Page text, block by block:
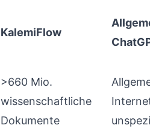
KalemiFlow
>660 Mio.
wissenschaftliche
Dokumente